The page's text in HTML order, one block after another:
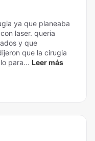
ya que planeaba
laser. queria
y que
que la cirugia
para... Leer más